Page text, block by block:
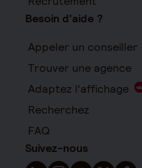
Besoin d'aide ?
Appeler un conseiller
Trouver une agence
Adaptez l'affichage
Recherchez
FAQ
Suivez-nous